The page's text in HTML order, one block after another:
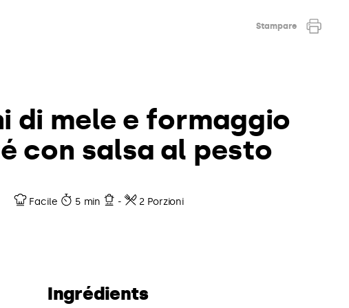
Stampare
di mele e formaggio
con salsa al pesto
Facile 5 min - 2 Porzioni
Ingrédients